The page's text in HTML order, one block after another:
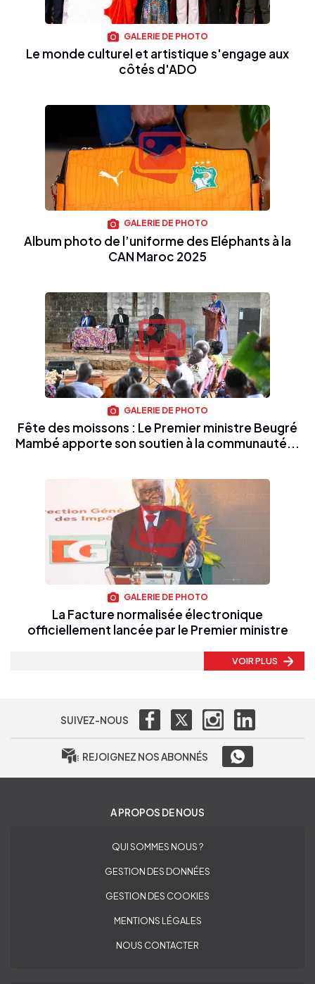
GALERIE DE PHOTO
Le monde culturel et artistique s'engage aux
côtés d'ADO
GALERIE DE PHOTO
Album photo de l’uniforme des Eléphants à la
CAN Maroc 2025
GALERIE DE PHOTO
Fête des moissons : Le Premier ministre Beugré
Mambé apporte son soutien à la communauté...
GALERIE DE PHOTO
La Facture normalisée électronique
officiellement lancée par le Premier ministre
VOIR PLUS
SUIVEZ-NOUS
REJOIGNEZ NOS ABONNÉS
A PROPOS DE NOUS
QUI SOMMES NOUS ?
GESTION DES DONNÉES
GESTION DES COOKIES
MENTIONS LÉGALES
NOUS CONTACTER